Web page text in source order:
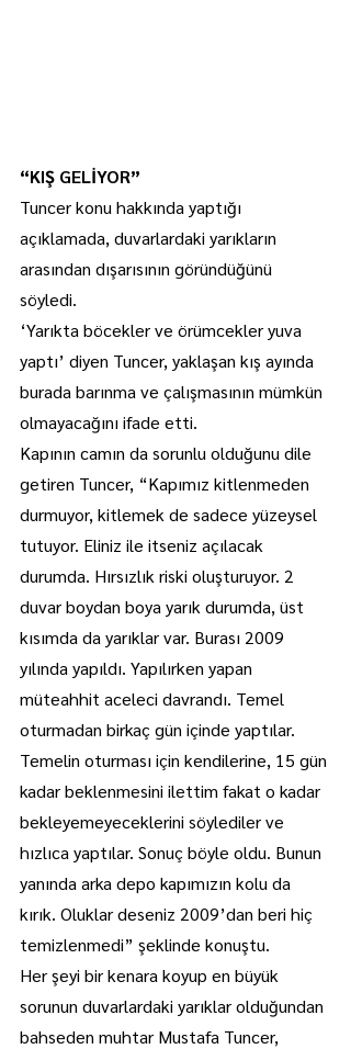
“KIŞ GELİYOR”
Tuncer konu hakkında yaptığı
açıklamada, duvarlardaki yarıkların
arasından dışarısının göründüğünü
söyledi.
‘Yarıkta böcekler ve örümcekler yuva
yaptı’ diyen Tuncer, yaklaşan kış ayında
burada barınma ve çalışmasının mümkün
olmayacağını ifade etti.
Kapının camın da sorunlu olduğunu dile
getiren Tuncer, “Kapımız kitlenmeden
durmuyor, kitlemek de sadece yüzeysel
tutuyor. Eliniz ile itseniz açılacak
durumda. Hırsızlık riski oluşturuyor. 2
duvar boydan boya yarık durumda, üst
kısımda da yarıklar var. Burası 2009
yılında yapıldı. Yapılırken yapan
müteahhit aceleci davrandı. Temel
oturmadan birkaç gün içinde yaptılar.
Temelin oturması için kendilerine, 15 gün
kadar beklenmesini ilettim fakat o kadar
bekleyemeyeceklerini söylediler ve
hızlıca yaptılar. Sonuç böyle oldu. Bunun
yanında arka depo kapımızın kolu da
kırık. Oluklar deseniz 2009’dan beri hiç
temizlenmedi” şeklinde konuştu.
Her şeyi bir kenara koyup en büyük
sorunun duvarlardaki yarıklar olduğundan
bahseden muhtar Mustafa Tuncer,